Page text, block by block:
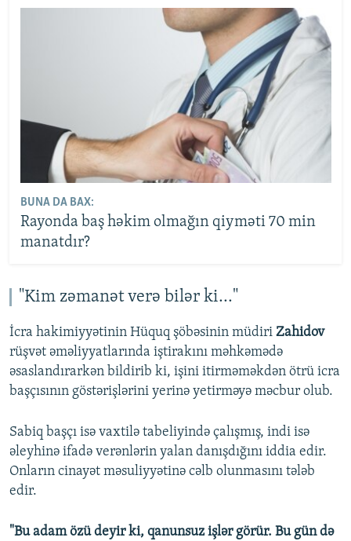
BUNA DA BAX:
Rayonda baş həkim olmağın qiyməti 70 min
manatdır?
"Kim zəmanət verə bilər ki..."
İcra hakimiyyətinin Hüquq şöbəsinin müdiri Zahidov
rüşvət əməliyyatlarında iştirakını məhkəmədə
əsaslandırarkən bildirib ki, işini itirməməkdən ötrü icra
başçısının göstərişlərini yerinə yetirməyə məcbur olub.
Sabiq başçı isə vaxtilə tabeliyində çalışmış, indi isə
əleyhinə ifadə verənlərin yalan danışdığını iddia edir.
Onların cinayət məsuliyyətinə cəlb olunmasını tələb
edir.
"Bu adam özü deyir ki, qanunsuz işlər görür. Bu gün də